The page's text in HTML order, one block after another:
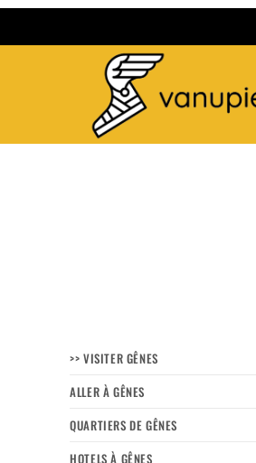
>> VISITER GÊNES
ALLER À GÊNES
QUARTIERS DE GÊNES
HOTELS À GÊNES